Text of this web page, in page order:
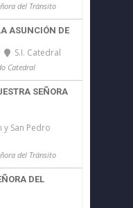
del Tránsito
ASUNCIÓN DE
S.I. Catedral
Catedral
SEÑORA
y San Pedro
del Tránsito
DEL